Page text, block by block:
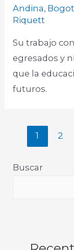
Andina,
Riquett
Su trabajo
egresados y
que la
futuros.
1 2
Buscar